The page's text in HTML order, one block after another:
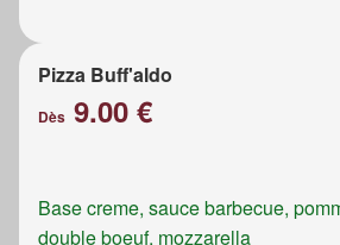
Pizza Buff'aldo
Dès 9.00 €
Base creme, sauce barbecue,
double boeuf, mozzarella